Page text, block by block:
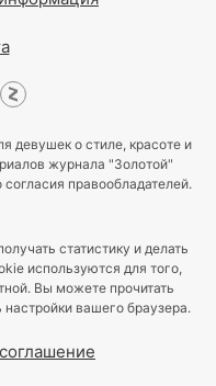
девушек о стиле, красоте и
журнала "Золотой"
правообладателей.
статистику и делать
используются для того,
Вы можете прочитать
вашего браузера.